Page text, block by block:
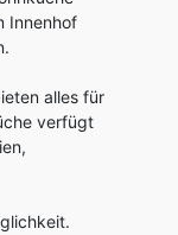
Innenhof
alles für
verfügt